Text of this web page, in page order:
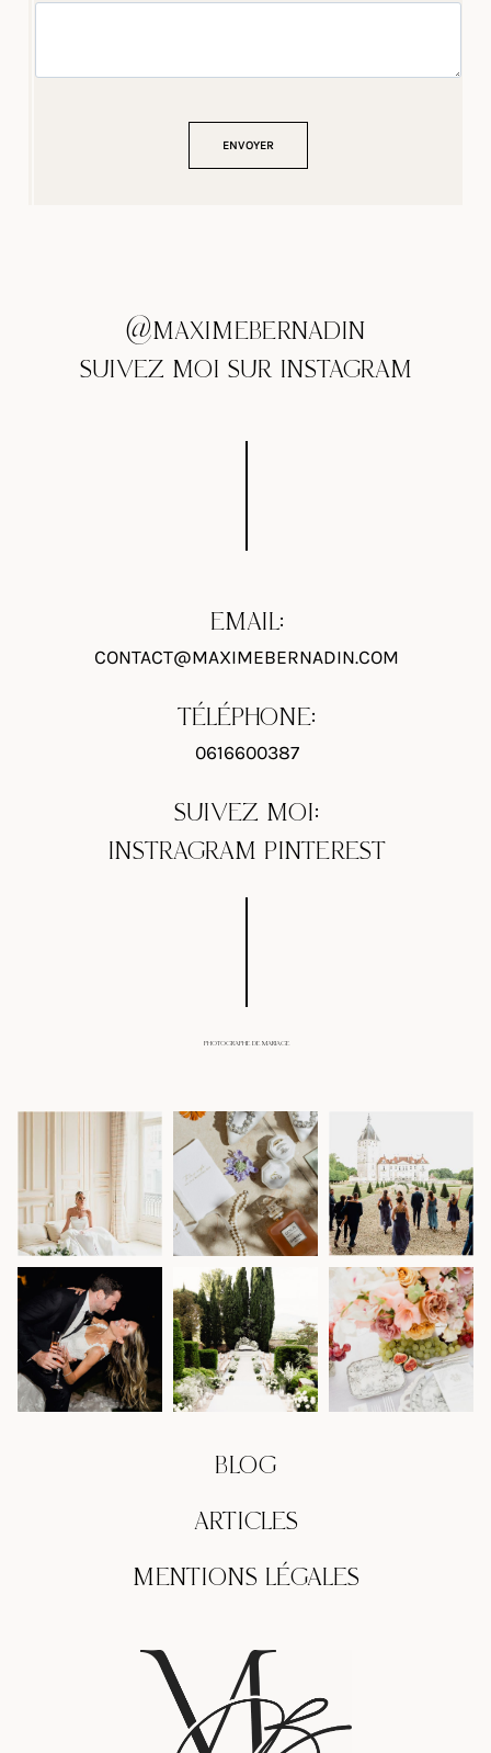
@MAXIMEBERNADIN
SUIVEZ MOI SUR INSTAGRAM
EMAIL:
CONTACT@MAXIMEBERNADIN.COM
TÉLÉPHONE:
0616600387
SUIVEZ MOI:
INSTRAGRAM PINTEREST
PHOTOGRAPHE DE MARIAGE
BLOG
ARTICLES
MENTIONS LÉGALES